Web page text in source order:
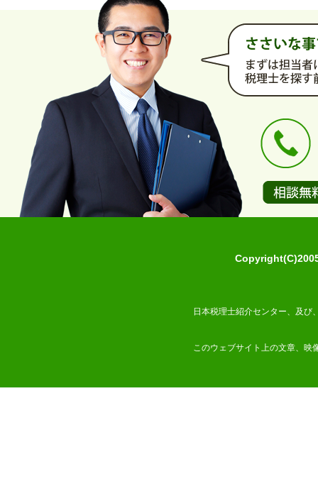
日本税理士紹介センター、及び
このウェブサイト上の文章、映